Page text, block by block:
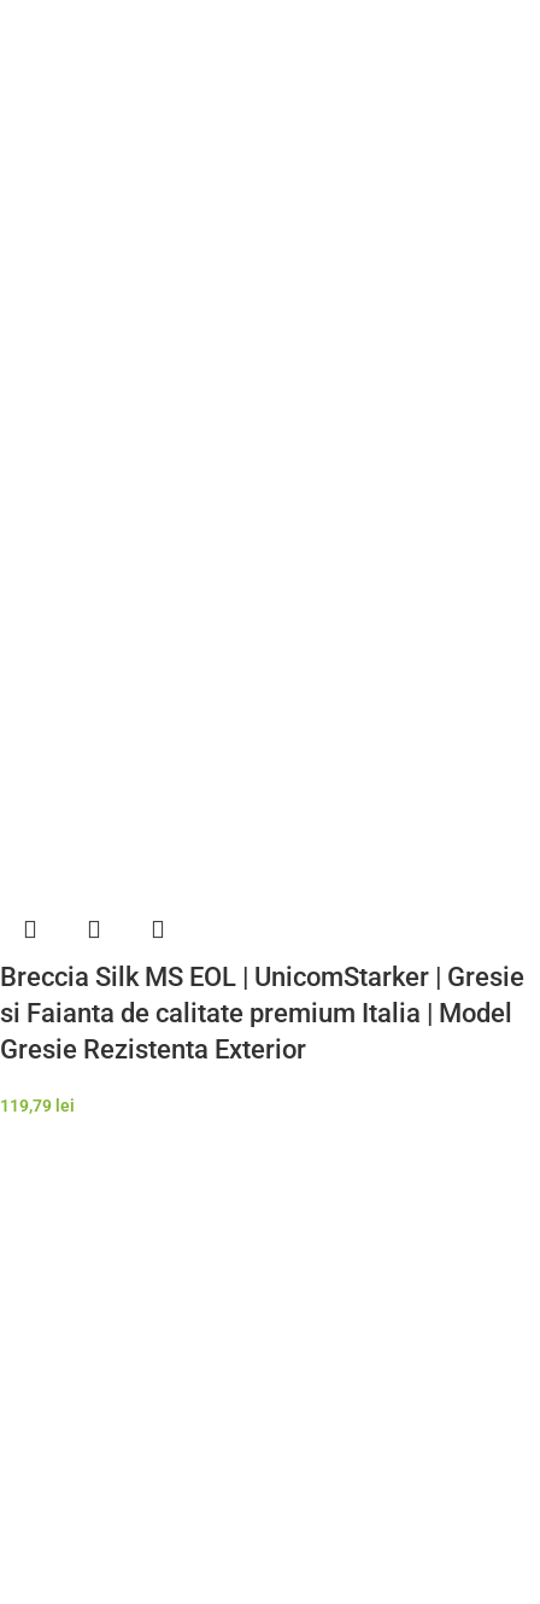
Breccia Silk MS EOL | UnicomStarker | Gresie
si Faianta de calitate premium Italia | Model
Gresie Rezistenta Exterior
119,79 lei